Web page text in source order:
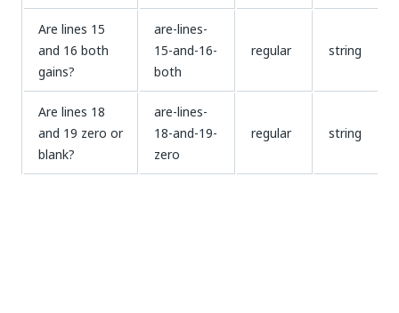
Are lines 15
and 16 both
gains?
are-lines-
15-and-16-
both
regular string
Are lines 18
and 19 zero or
blank?
are-lines-
18-and-19-
zero
regular string